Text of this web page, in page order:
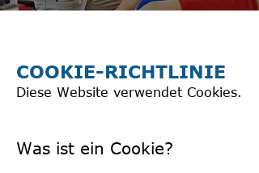
COOKIE-RICHTLINIE
Diese Website verwendet Cookies.
Was ist ein Cookie?